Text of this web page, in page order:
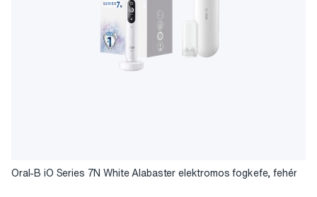
Oral-B iO Series 7N White Alabaster elektromos fogkefe, fehér